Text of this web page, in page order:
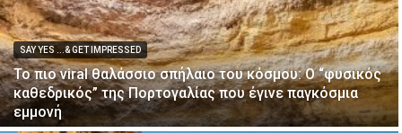
SAY YES ...& GET IMPRESSED
Το πιο viral θαλάσσιο σπήλαιο του κόσμου: Ο “φυσικός
καθεδρικός” της Πορτογαλίας που έγινε παγκόσμια
εμμονή